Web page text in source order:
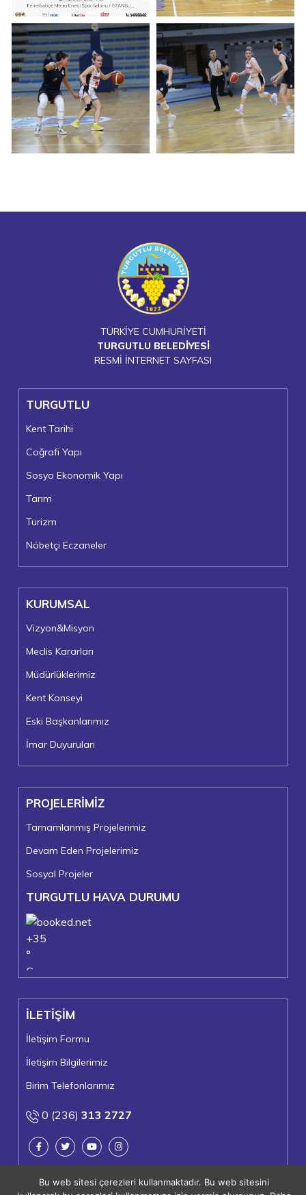
TÜRKİYE CUMHURİYETİ
TURGUTLU BELEDİYESİ
RESMİ İNTERNET SAYFASI
TURGUTLU
Kent Tarihi
Coğrafi Yapı
Sosyo Ekonomik Yapı
Tarım
Turizm
Nöbetçi Eczaneler
KURUMSAL
Vizyon&Misyon
Meclis Kararları
Müdürlüklerimiz
Kent Konseyi
Eski Başkanlarımız
İmar Duyuruları
PROJELERİMİZ
Tamamlanmış Projelerimiz
Devam Eden Projelerimiz
Sosyal Projeler
TURGUTLU HAVA DURUMU
+35
°
C
Turgutlu
Perşembe, 06
İLETİŞİM
İletişim Formu
İletişim Bilgilerimiz
Birim Telefonlarımız
0 (236) 313 2727
Bu web sitesi çerezleri kullanmaktadır. Bu web sitesini